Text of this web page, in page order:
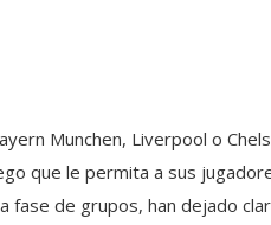
Munchen, Liverpool o
que le permita a sus
fase de grupos, han dejado